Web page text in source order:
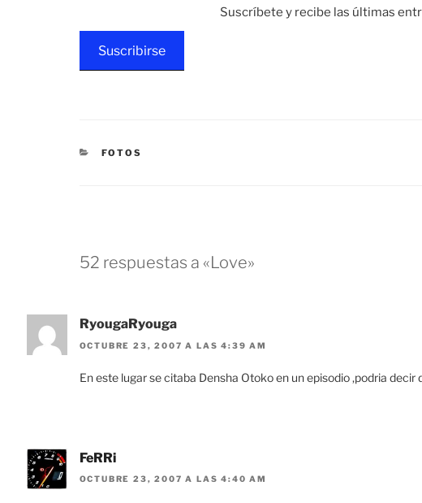
Suscríbete y recibe las últimas
Suscribirse
CATEGORÍAS
FOTOS
52 respuestas a «Love»
RyougaRyouga
OCTUBRE 23, 2007 A LAS 4:39 AM
En este lugar se citaba Densha Otoko en un episodio ,podria decir
FeRRi
OCTUBRE 23, 2007 A LAS 4:40 AM